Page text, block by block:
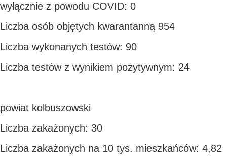
wyłącznie z powodu COVID: 0
Liczba osób objętych kwarantanną 954
Liczba wykonanych testów: 90
Liczba testów z wynikiem pozytywnym: 24
powiat kolbuszowski
Liczba zakażonych: 30
Liczba zakażonych na 10 tys. mieszkańców: 4,82